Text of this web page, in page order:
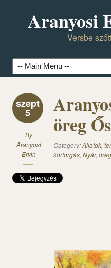
Aranyosi
Versbe
szept
5
By
Aranyosi
Ervin
öreg
Category:Állatok,
körforgás, Nyár, öreg